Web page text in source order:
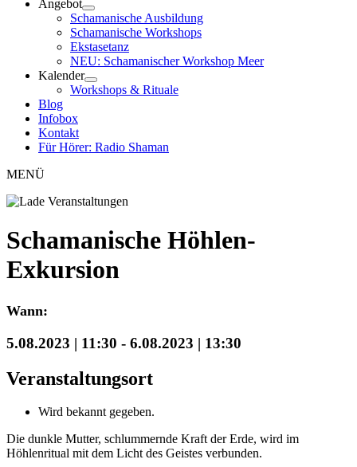
Angebot
Schamanische Ausbildung
Schamanische Workshops
Ekstasetanz
NEU: Schamanischer Workshop Meer
Kalender
Workshops & Rituale
Blog
Infobox
Kontakt
Für Hörer: Radio Shaman
MENÜ
Schamanische Höhlen-
Exkursion
Wann:
5.08.2023 | 11:30 - 6.08.2023 | 13:30
Veranstaltungsort
Wird bekannt gegeben.
Die dunkle Mutter, schlummernde Kraft der Erde, wird im
Höhlenritual mit dem Licht des Geistes verbunden.